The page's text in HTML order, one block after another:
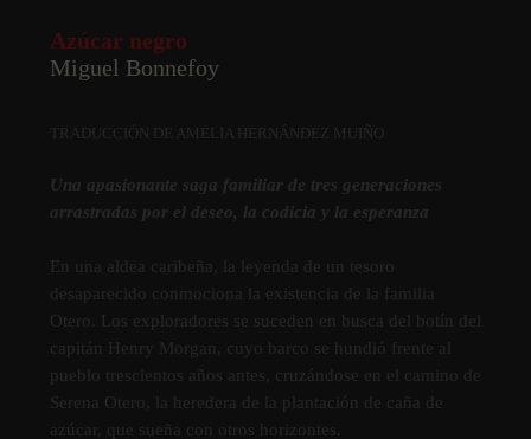
Azúcar negro
Miguel Bonnefoy
TRADUCCIÓN DE AMELIA HERNÁNDEZ MUIÑO
Una apasionante saga familiar de tres generaciones
arrastradas por el deseo, la codicia y la esperanza
En una aldea caribeña, la leyenda de un tesoro
desaparecido conmociona la existencia de la familia
Otero. Los exploradores se suceden en busca del botí­n del
capitán Henry Morgan, cuyo barco se hundió frente al
pueblo trescientos años antes, cruzándose en el camino de
Serena Otero, la heredera de la plantación de caña de
azúcar, que sueña con otros horizontes.